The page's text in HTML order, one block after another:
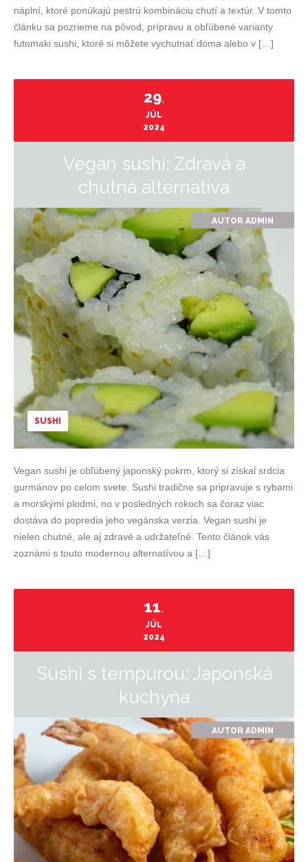
náplní, ktoré ponúkajú pestrú kombináciu chutí a textúr. V tomto
článku sa pozrieme na pôvod, prípravu a obľúbené varianty
futomaki sushi, ktoré si môžete vychutnať doma alebo v […]
29.
JÚL
2024
Vegan sushi: Zdravá a
chutná alternatíva
AUTOR ADMIN
SUSHI
Vegan sushi je obľúbený japonský pokrm, ktorý si získal srdcia
gurmánov po celom svete. Sushi tradične sa pripravuje s rybami
a morskými plodmi, no v posledných rokoch sa čoraz viac
dostáva do popredia jeho vegánska verzia. Vegan sushi je
nielen chutné, ale aj zdravé a udržateľné. Tento článok vás
zoznámi s touto modernou alternatívou a […]
11.
JÚL
2024
Sushi s tempurou: Japonská
kuchyňa
AUTOR ADMIN